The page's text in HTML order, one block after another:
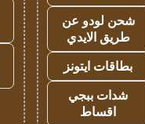
شحن لودو عن
طريق الايدي
بطاقات ايتونز
شدات ببجي
اقساط